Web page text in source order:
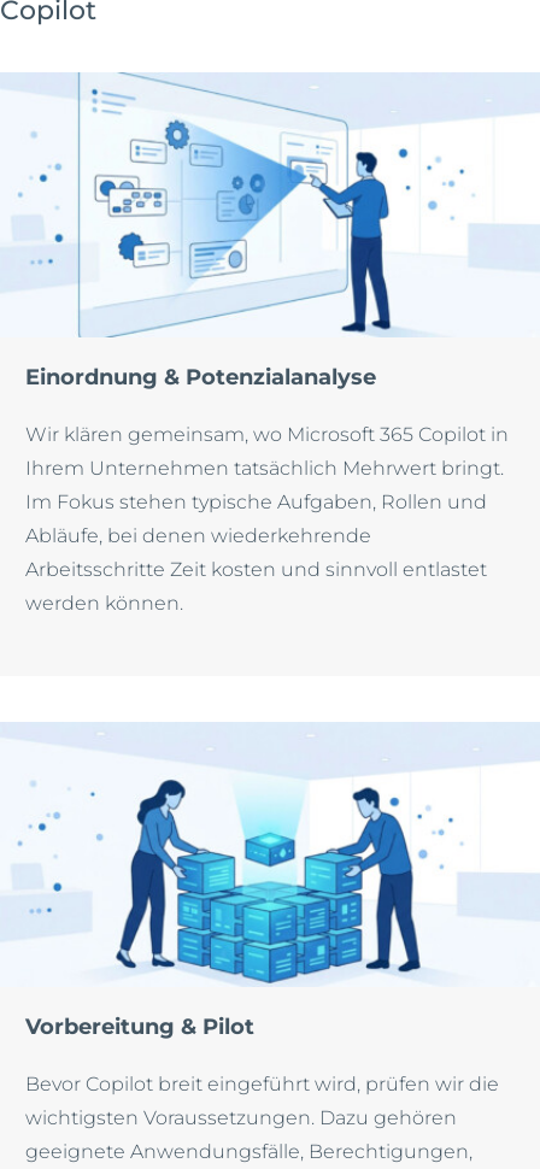
Copilot
Einordnung & Potenzialanalyse
Wir klären gemeinsam, wo Microsoft 365 Copilot in
Ihrem Unternehmen tatsächlich Mehrwert bringt.
Im Fokus stehen typische Aufgaben, Rollen und
Abläufe, bei denen wiederkehrende
Arbeitsschritte Zeit kosten und sinnvoll entlastet
werden können.
Vorbereitung & Pilot
Bevor Copilot breit eingeführt wird, prüfen wir die
wichtigsten Voraussetzungen. Dazu gehören
geeignete Anwendungsfälle, Berechtigungen,